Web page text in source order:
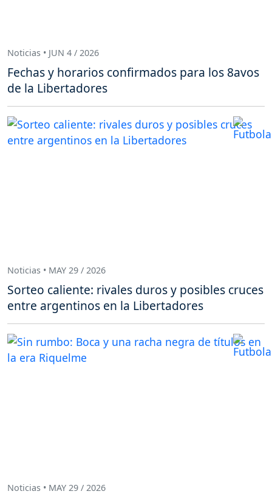
Noticias • JUN 4 / 2026
Fechas y horarios confirmados para los 8avos
de la Libertadores
Noticias • MAY 29 / 2026
Sorteo caliente: rivales duros y posibles cruces
entre argentinos en la Libertadores
Noticias • MAY 29 / 2026